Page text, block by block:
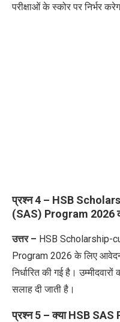
परीक्षाओं के स्कोर पर निर्भर
प्रश्न 4 – HSB
(SAS) Program 2026
उत्तर– HSB Scholarship-
Program 2026के लिए
निर्धारित की गई है। उम्मीदवारों
सलाह दी जाती है।
प्रश्न 5 – क्या HSB SAS